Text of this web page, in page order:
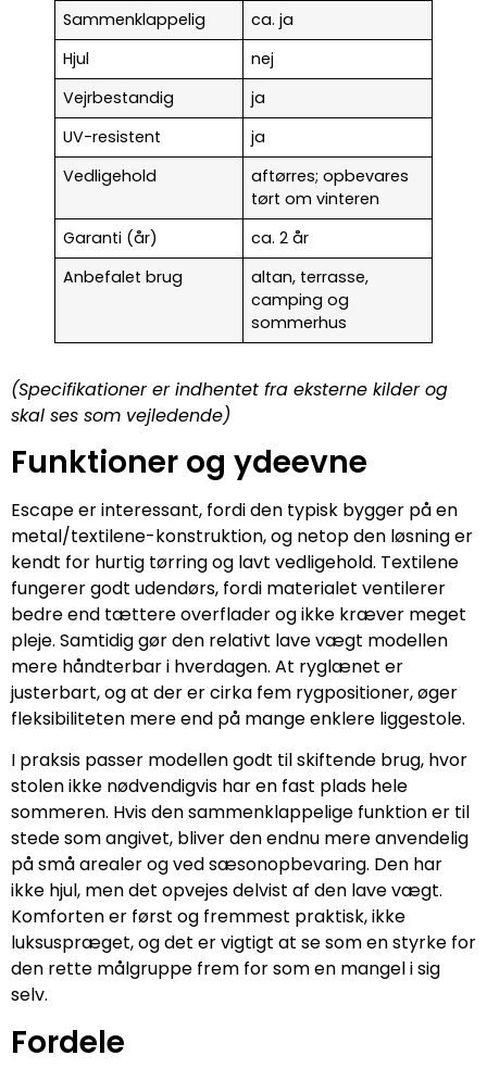
Sammenklappelig
ca. ja
Hjul
nej
Vejrbestandig
ja
UV-resistent
ja
Vedligehold
aftørres; opbevares
tørt om vinteren
Garanti (år)
ca. 2 år
Anbefalet brug
altan, terrasse,
camping og
sommerhus
(Specifikationer er indhentet fra eksterne kilder og
skal ses som vejledende)
Funktioner og ydeevne
Escape er interessant, fordi den typisk bygger på en
metal/textilene-konstruktion, og netop den løsning er
kendt for hurtig tørring og lavt vedligehold. Textilene
fungerer godt udendørs, fordi materialet ventilerer
bedre end tættere overflader og ikke kræver meget
pleje. Samtidig gør den relativt lave vægt modellen
mere håndterbar i hverdagen. At ryglænet er
justerbart, og at der er cirka fem rygpositioner, øger
fleksibiliteten mere end på mange enklere liggestole.
I praksis passer modellen godt til skiftende brug, hvor
stolen ikke nødvendigvis har en fast plads hele
sommeren. Hvis den sammenklappelige funktion er til
stede som angivet, bliver den endnu mere anvendelig
på små arealer og ved sæsonopbevaring. Den har
ikke hjul, men det opvejes delvist af den lave vægt.
Komforten er først og fremmest praktisk, ikke
luksuspræget, og det er vigtigt at se som en styrke for
den rette målgruppe frem for som en mangel i sig
selv.
Fordele